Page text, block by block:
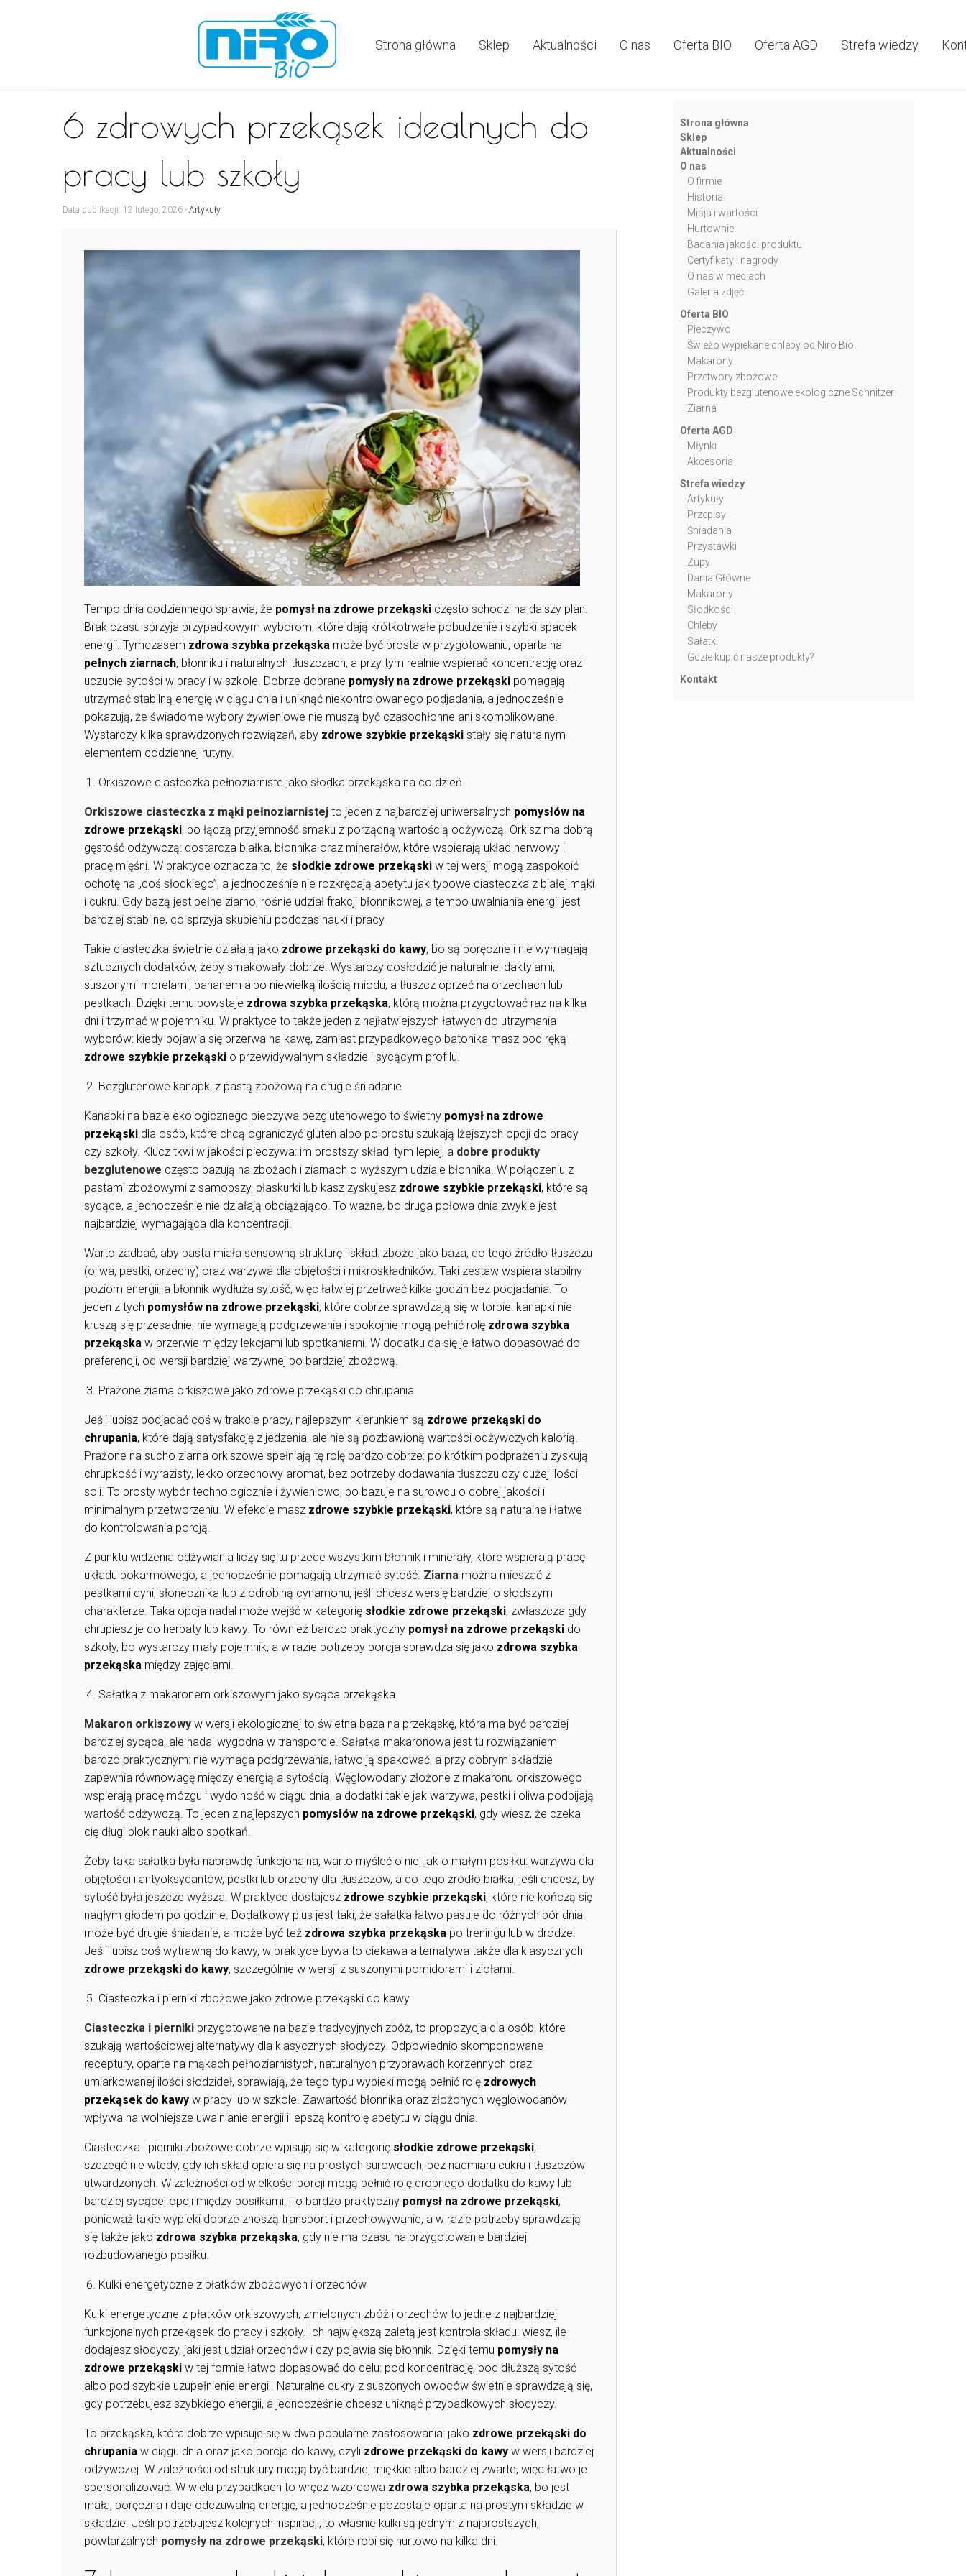
Strona główna Sklep Aktualności O nas Oferta BIO Oferta AGD Strefa wiedzy
6 zdrowych przekąsek idealnych do
pracy lub szkoły
Data publikacji: 12 lutego, 2026 - Artykuły
Tempo dnia codziennego sprawia, że pomysł na zdrowe przekąski często schodzi na dalszy plan.
Brak czasu sprzyja przypadkowym wyborom, które dają krótkotrwałe pobudzenie i szybki spadek
energii. Tymczasem zdrowa szybka przekąska może być prosta w przygotowaniu, oparta na
pełnych ziarnach, błonniku i naturalnych tłuszczach, a przy tym realnie wspierać koncentrację oraz
uczucie sytości w pracy i w szkole. Dobrze dobrane pomysły na zdrowe przekąski pomagają
utrzymać stabilną energię w ciągu dnia i uniknąć niekontrolowanego podjadania, a jednocześnie
pokazują, że świadome wybory żywieniowe nie muszą być czasochłonne ani skomplikowane.
Wystarczy kilka sprawdzonych rozwiązań, aby zdrowe szybkie przekąski stały się naturalnym
elementem codziennej rutyny.
Orkiszowe ciasteczka pełnoziarniste jako słodka przekąska na co dzień
Orkiszowe ciasteczka z mąki pełnoziarnistej to jeden z najbardziej uniwersalnych pomysłów na
zdrowe przekąski, bo łączą przyjemność smaku z porządną wartością odżywczą. Orkisz ma dobrą
gęstość odżywczą: dostarcza białka, błonnika oraz minerałów, które wspierają układ nerwowy i
pracę mięśni. W praktyce oznacza to, że słodkie zdrowe przekąski w tej wersji mogą zaspokoić
ochotę na „coś słodkiego”, a jednocześnie nie rozkręcają apetytu jak typowe ciasteczka z białej mąki
i cukru. Gdy bazą jest pełne ziarno, rośnie udział frakcji błonnikowej, a tempo uwalniania energii jest
bardziej stabilne, co sprzyja skupieniu podczas nauki i pracy.
Takie ciasteczka świetnie działają jako zdrowe przekąski do kawy, bo są poręczne i nie wymagają
sztucznych dodatków, żeby smakowały dobrze. Wystarczy dosłodzić je naturalnie: daktylami,
suszonymi morelami, bananem albo niewielką ilością miodu, a tłuszcz oprzeć na orzechach lub
pestkach. Dzięki temu powstaje zdrowa szybka przekąska, którą można przygotować raz na kilka
dni i trzymać w pojemniku. W praktyce to także jeden z najłatwiejszych łatwych do utrzymania
wyborów: kiedy pojawia się przerwa na kawę, zamiast przypadkowego batonika masz pod ręką
zdrowe szybkie przekąski o przewidywalnym składzie i sycącym profilu.
Bezglutenowe kanapki z pastą zbożową na drugie śniadanie
Kanapki na bazie ekologicznego pieczywa bezglutenowego to świetny pomysł na zdrowe
przekąski dla osób, które chcą ograniczyć gluten albo po prostu szukają lżejszych opcji do pracy
czy szkoły. Klucz tkwi w jakości pieczywa: im prostszy skład, tym lepiej, a dobre produkty
bezglutenowe często bazują na zbożach i ziarnach o wyższym udziale błonnika. W połączeniu z
pastami zbożowymi z samopszy, płaskurki lub kasz zyskujesz zdrowe szybkie przekąski, które są
sycące, a jednocześnie nie działają obciążająco. To ważne, bo druga połowa dnia zwykle jest
najbardziej wymagająca dla koncentracji.
Warto zadbać, aby pasta miała sensowną strukturę i skład: zboże jako baza, do tego źródło tłuszczu
(oliwa, pestki, orzechy) oraz warzywa dla objętości i mikroskładników. Taki zestaw wspiera stabilny
poziom energii, a błonnik wydłuża sytość, więc łatwiej przetrwać kilka godzin bez podjadania. To
jeden z tych pomysłów na zdrowe przekąski, które dobrze sprawdzają się w torbie: kanapki nie
kruszą się przesadnie, nie wymagają podgrzewania i spokojnie mogą pełnić rolę zdrowa szybka
przekąska w przerwie między lekcjami lub spotkaniami. W dodatku da się je łatwo dopasować do
preferencji, od wersji bardziej warzywnej po bardziej zbożową.
Prażone ziarna orkiszowe jako zdrowe przekąski do chrupania
Jeśli lubisz podjadać coś w trakcie pracy, najlepszym kierunkiem są zdrowe przekąski do
chrupania, które dają satysfakcję z jedzenia, ale nie są pozbawioną wartości odżywczych kalorią.
Prażone na sucho ziarna orkiszowe spełniają tę rolę bardzo dobrze: po krótkim podprażeniu zyskują
chrupkość i wyrazisty, lekko orzechowy aromat, bez potrzeby dodawania tłuszczu czy dużej ilości
soli. To prosty wybór technologicznie i żywieniowo, bo bazuje na surowcu o dobrej jakości i
minimalnym przetworzeniu. W efekcie masz zdrowe szybkie przekąski, które są naturalne i łatwe
do kontrolowania porcją.
Z punktu widzenia odżywiania liczy się tu przede wszystkim błonnik i minerały, które wspierają pracę
układu pokarmowego, a jednocześnie pomagają utrzymać sytość. Ziarna można mieszać z
pestkami dyni, słonecznika lub z odrobiną cynamonu, jeśli chcesz wersję bardziej o słodszym
charakterze. Taka opcja nadal może wejść w kategorię słodkie zdrowe przekąski, zwłaszcza gdy
chrupiesz je do herbaty lub kawy. To również bardzo praktyczny pomysł na zdrowe przekąski do
szkoły, bo wystarczy mały pojemnik, a w razie potrzeby porcja sprawdza się jako zdrowa szybka
przekąska między zajęciami.
Sałatka z makaronem orkiszowym jako sycąca przekąska
Makaron orkiszowy w wersji ekologicznej to świetna baza na przekąskę, która ma być bardziej
bardziej sycąca, ale nadal wygodna w transporcie. Sałatka makaronowa jest tu rozwiązaniem
bardzo praktycznym: nie wymaga podgrzewania, łatwo ją spakować, a przy dobrym składzie
zapewnia równowagę między energią a sytością. Węglowodany złożone z makaronu orkiszowego
wspierają pracę mózgu i wydolność w ciągu dnia, a dodatki takie jak warzywa, pestki i oliwa podbijają
wartość odżywczą. To jeden z najlepszych pomysłów na zdrowe przekąski, gdy wiesz, że czeka
cię długi blok nauki albo spotkań.
Żeby taka sałatka była naprawdę funkcjonalna, warto myśleć o niej jak o małym posiłku: warzywa dla
objętości i antyoksydantów, pestki lub orzechy dla tłuszczów, a do tego źródło białka, jeśli chcesz, by
sytość była jeszcze wyższa. W praktyce dostajesz zdrowe szybkie przekąski, które nie kończą się
nagłym głodem po godzinie. Dodatkowy plus jest taki, że sałatka łatwo pasuje do różnych pór dnia:
może być drugie śniadanie, a może być też zdrowa szybka przekąska po treningu lub w drodze.
Jeśli lubisz coś wytrawną do kawy, w praktyce bywa to ciekawa alternatywa także dla klasycznych
zdrowe przekąski do kawy, szczególnie w wersji z suszonymi pomidorami i ziołami.
Ciasteczka i pierniki zbożowe jako zdrowe przekąski do kawy
Ciasteczka i pierniki przygotowane na bazie tradycyjnych zbóż, to propozycja dla osób, które
szukają wartościowej alternatywy dla klasycznych słodyczy. Odpowiednio skomponowane
receptury, oparte na mąkach pełnoziarnistych, naturalnych przyprawach korzennych oraz
umiarkowanej ilości słodzideł, sprawiają, że tego typu wypieki mogą pełnić rolę zdrowych
przekąsek do kawy w pracy lub w szkole. Zawartość błonnika oraz złożonych węglowodanów
wpływa na wolniejsze uwalnianie energii i lepszą kontrolę apetytu w ciągu dnia.
Ciasteczka i pierniki zbożowe dobrze wpisują się w kategorię słodkie zdrowe przekąski,
szczególnie wtedy, gdy ich skład opiera się na prostych surowcach, bez nadmiaru cukru i tłuszczów
utwardzonych. W zależności od wielkości porcji mogą pełnić rolę drobnego dodatku do kawy lub
bardziej sycącej opcji między posiłkami. To bardzo praktyczny pomysł na zdrowe przekąski,
ponieważ takie wypieki dobrze znoszą transport i przechowywanie, a w razie potrzeby sprawdzają
się także jako zdrowa szybka przekąska, gdy nie ma czasu na przygotowanie bardziej
rozbudowanego posiłku.
Kulki energetyczne z płatków zbożowych i orzechów
Kulki energetyczne z płatków orkiszowych, zmielonych zbóż i orzechów to jedne z najbardziej
funkcjonalnych przekąsek do pracy i szkoły. Ich największą zaletą jest kontrola składu: wiesz, ile
dodajesz słodyczy, jaki jest udział orzechów i czy pojawia się błonnik. Dzięki temu pomysły na
zdrowe przekąski w tej formie łatwo dopasować do celu: pod koncentrację, pod dłuższą sytość
albo pod szybkie uzupełnienie energii. Naturalne cukry z suszonych owoców świetnie sprawdzają się,
gdy potrzebujesz szybkiego energii, a jednocześnie chcesz uniknąć przypadkowych słodyczy.
To przekąska, która dobrze wpisuje się w dwa popularne zastosowania: jako zdrowe przekąski do
chrupania w ciągu dnia oraz jako porcja do kawy, czyli zdrowe przekąski do kawy w wersji bardziej
odżywczej. W zależności od struktury mogą być bardziej miękkie albo bardziej zwarte, więc łatwo je
spersonalizować. W wielu przypadkach to wręcz wzorcowa zdrowa szybka przekąska, bo jest
mała, poręczna i daje odczuwalną energię, a jednocześnie pozostaje oparta na prostym składzie w
składzie. Jeśli potrzebujesz kolejnych inspiracji, to właśnie kulki są jednym z najprostszych,
powtarzalnych pomysły na zdrowe przekąski, które robi się hurtowo na kilka dni.
Strona główna
Sklep
Aktualności
O nas
O firmie
Historia
Misja i wartości
Hurtownie
Badania jakości produktu
Certyfikaty i nagrody
O nas w mediach
Galeria zdjęć
Oferta BIO
Pieczywo
Świeżo wypiekane chleby od Niro Bio
Makarony
Przetwory zbożowe
Produkty bezglutenowe ekologiczne Schnitzer
Ziarna
Oferta AGD
Młynki
Akcesoria
Strefa wiedzy
Artykuły
Przepisy
Śniadania
Przystawki
Zupy
Dania Główne
Makarony
Słodkości
Chleby
Sałatki
Gdzie kupić nasze produkty?
Kontakt